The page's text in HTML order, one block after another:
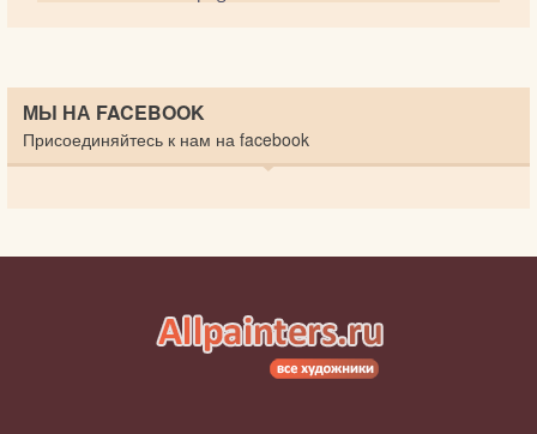
МЫ НА FACEBOOK
Присоединяйтесь к нам на facebook